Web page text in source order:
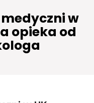
w
opieka od